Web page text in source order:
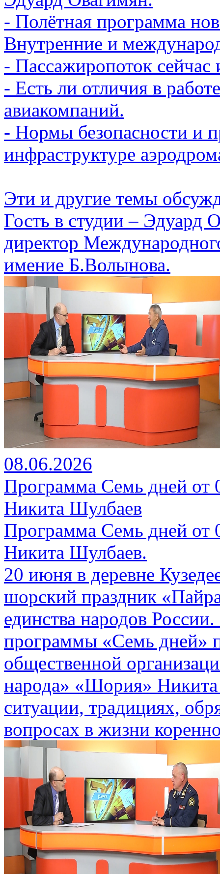
- Полётная программа
Внутренние и
- Пассажиропоток
- Есть ли отличия в
авиакомпаний.
- Нормы безопасности и
инфраструктуре
Эти и другие темы
Гость в студии – Эдуард
директор
имение Б.Волынова.
08.06.2026
Программа Семь дней от
Никита Шулбаев
Программа Семь дней от
Никита Шулбаев.
20 июня в деревне
шорский праздник
единства народов
программы «Семь дней»
общественной
народа» «Шория»
ситуации, традициях,
вопросах в жизни